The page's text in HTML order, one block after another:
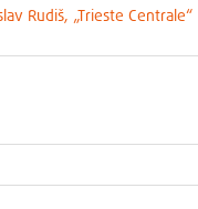
Rudiš, „Trieste Centrale“